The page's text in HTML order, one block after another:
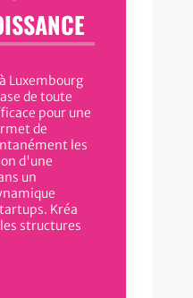
Luxembourg
de toute
pour une
de
les
d'une
un
Kréa
structures